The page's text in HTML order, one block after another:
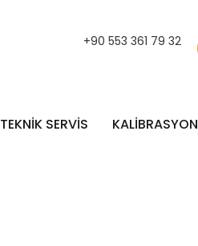
+90 553 361 79 32
TEKNİK SERVİS KALİBRASYON